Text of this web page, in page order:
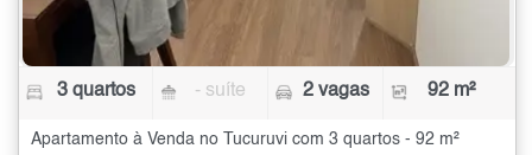
3 quartos - suíte 2 vagas 92 m²
Apartamento à Venda no Tucuruvi com 3 quartos - 92 m²